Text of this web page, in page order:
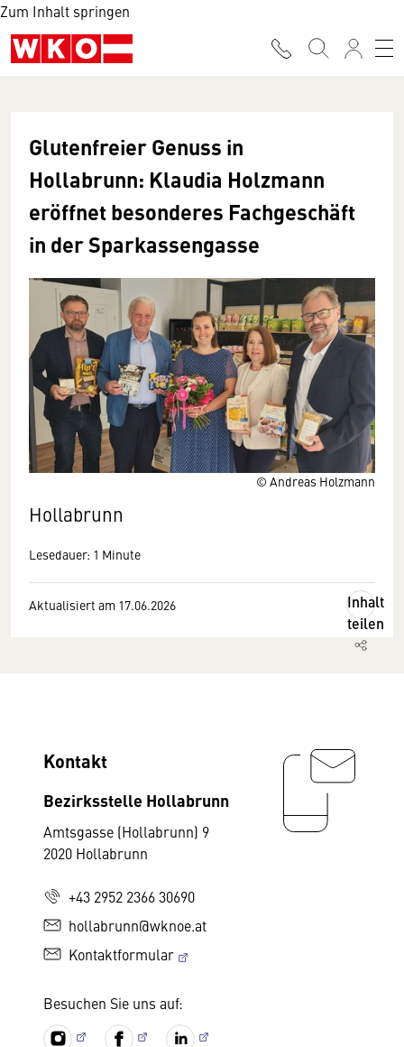
Zum Inhalt springen
© Andreas Holzmann
Glutenfreier Genuss in
Hollabrunn: Klaudia Holzmann
eröffnet besonderes Fachgeschäft
in der Sparkassengasse
Hollabrunn
Lesedauer: 1 Minute
Aktualisiert am 17.06.2026
Inhalt
teilen
Kontakt
Bezirksstelle Hollabrunn
Amtsgasse (Hollabrunn) 9
2020 Hollabrunn
+43 2952 2366 30690
hollabrunn@wknoe.at
Kontaktformular
Besuchen Sie uns auf: